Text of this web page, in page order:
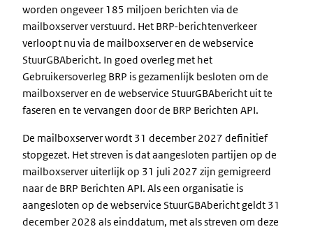
worden ongeveer 185 miljoen berichten via de
mailboxserver verstuurd. Het BRP-berichtenverkeer
verloopt nu via de mailboxserver en de webservice
StuurGBAbericht. In goed overleg met het
Gebruikersoverleg BRP is gezamenlijk besloten om de
mailboxserver en de webservice StuurGBAbericht uit te
faseren en te vervangen door de BRP Berichten API.
De mailboxserver wordt 31 december 2027 definitief
stopgezet. Het streven is dat aangesloten partijen op de
mailboxserver uiterlijk op 31 juli 2027 zijn gemigreerd
naar de BRP Berichten API. Als een organisatie is
aangesloten op de webservice StuurGBAbericht geldt 31
december 2028 als einddatum, met als streven om deze